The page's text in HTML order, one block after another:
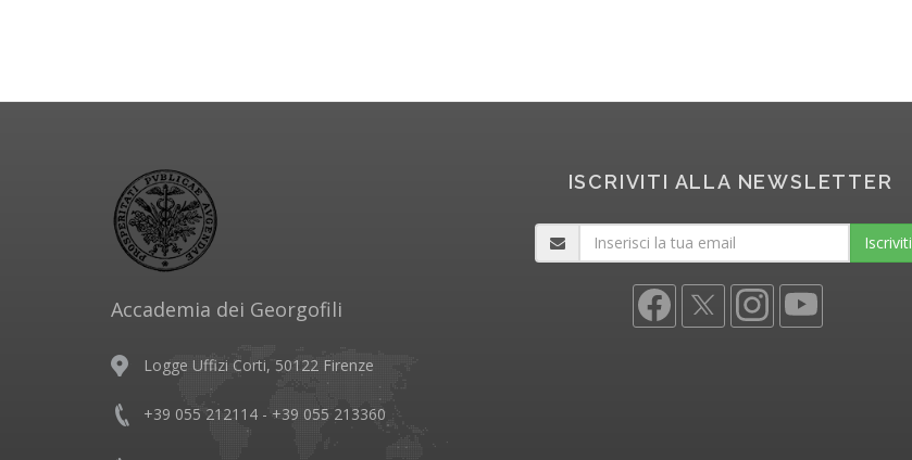
Accademia dei Georgofili
Logge Uffizi Corti, 50122 Firenze
+39 055 212114 - +39 055 213360
ISCRIVITI ALLA NEWSLETTER
Iscriviti